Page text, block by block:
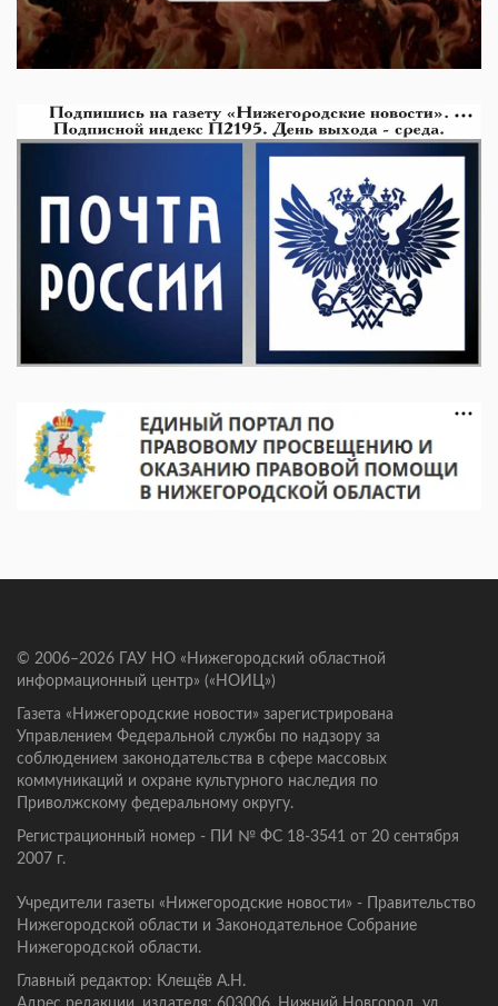
© 2006–2026 ГАУ НО «Нижегородский областной
информационный центр» («НОИЦ»)
Газета «Нижегородские новости» зарегистрирована
Управлением Федеральной службы по надзору за
соблюдением законодательства в сфере массовых
коммуникаций и охране культурного наследия по
Приволжскому федеральному округу.
Регистрационный номер - ПИ № ФС 18-3541 от 20 сентября
2007 г.
Учредители газеты «Нижегородские новости» - Правительство
Нижегородской области и Законодательное Собрание
Нижегородской области.
Главный редактор: Клещёв А.Н.